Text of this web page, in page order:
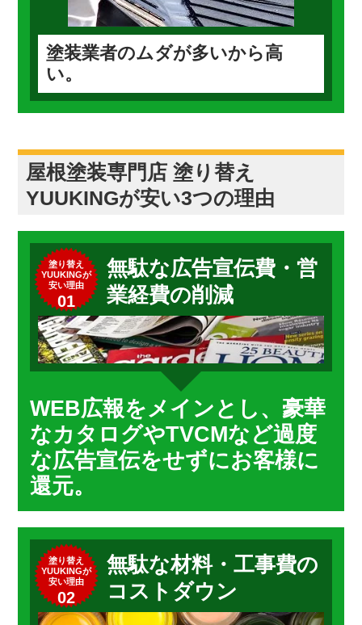
塗装業者のムダが多いから高
い。
屋根塗装専門店 塗り替え
YUUKINGが安い3つの理由
塗り替え
YUUKINGが
安い理由
01
無駄な広告宣伝費・営
業経費の削減
WEB広報をメインとし、豪華
なカタログやTVCMなど過度
な広告宣伝をせずにお客様に
還元。
塗り替え
YUUKINGが
安い理由
02
無駄な材料・工事費の
コストダウン